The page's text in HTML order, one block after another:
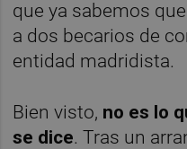
que ya sabemos
a dos becarios de
entidad madridista.
Bien visto, no es lo
se dice. Tras un